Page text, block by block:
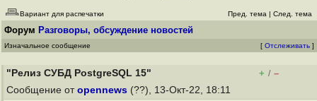
Вариант для распечатки Пред. тема | След. тема
Форум Разговоры, обсуждение новостей
Изначальное сообщение [ Отслеживать ]
"Релиз СУБД PostgreSQL 15" + / –
Сообщение от opennews (??), 13-Окт-22, 18:11